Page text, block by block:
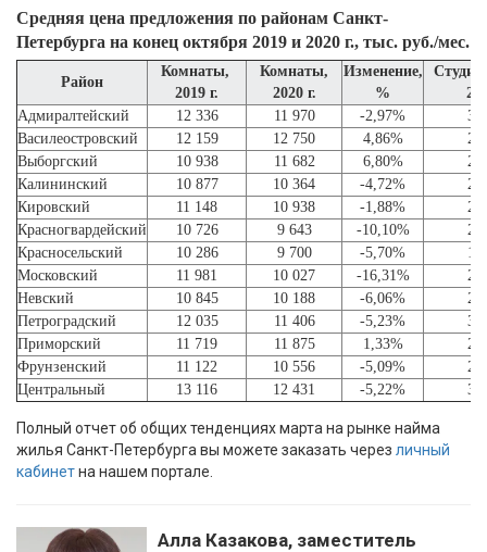
Средняя цена предложения по районам Санкт-
Петербурга на конец октября 2019 и 2020 г., тыс. руб./мес.
Район
Комнаты,
2019 г.
Комнаты,
2020 г.
Изменение,
%
Адмиралтейский
12 336 11 970 -2,97%
30
Василеостровский
12 159 12 750 4,86%
26
Выборгский
10 938 11 682 6,80%
21
Калининский
10 877 10 364 -4,72%
21
Кировский
11 148 10 938 -1,88%
20
Красногвардейский
10 726 9 643 -10,10%
21
Красносельский
10 286 9 700 -5,70%
18
Московский
11 981 10 027 -16,31%
26
Невский
10 845 10 188 -6,06%
20
Петроградский
12 035 11 406 -5,23%
38
Приморский
11 719 11 875 1,33%
22
Фрунзенский
11 122 10 556 -5,09%
21
Центральный
13 116 12 431 -5,22% 34
Полный отчет об общих тенденциях марта на рынке найма
жилья Санкт-Петербурга вы можете заказать через личный
кабинетна нашем портале.
Алла Казакова, заместитель